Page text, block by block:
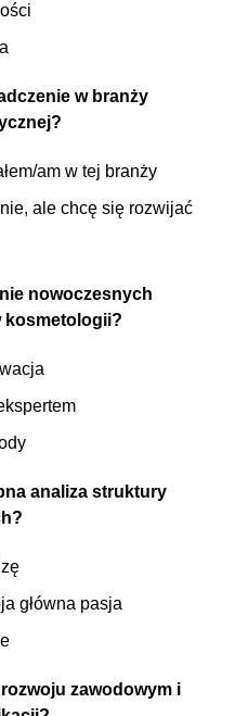
w branży
am w tej branży
ale chcę się rozwijać
nowoczesnych
kosmetologii?
analiza struktury
główna pasja
zawodowym i